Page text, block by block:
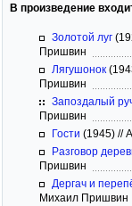
В произведение
Золотой луг
Пришвин
Лягушонок
Пришвин
Запоздалый
Пришвин
Гости (1945) //
Разговор
Пришвин
Дергач и
Михаил Пришвин